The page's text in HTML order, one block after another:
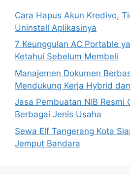
Cara Hapus Akun Kredivo,
Uninstall Aplikasinya
7 Keunggulan AC Portable
Ketahui Sebelum Membeli
Manajemen Dokumen
Mendukung Kerja Hybrid
Jasa Pembuatan NIB Resmi
Berbagai Jenis Usaha
Sewa Elf Tangerang Kota
Jemput Bandara